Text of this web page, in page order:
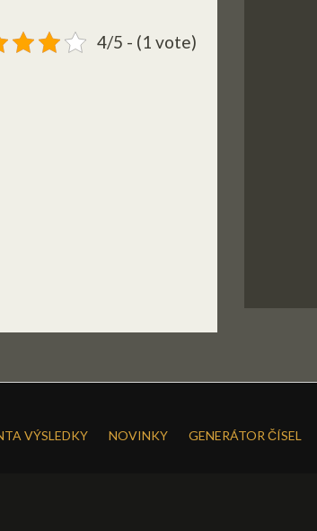
4/5 - (1 vote)
VÝSLEDKY NOVINKY GENERÁTOR ČÍSEL